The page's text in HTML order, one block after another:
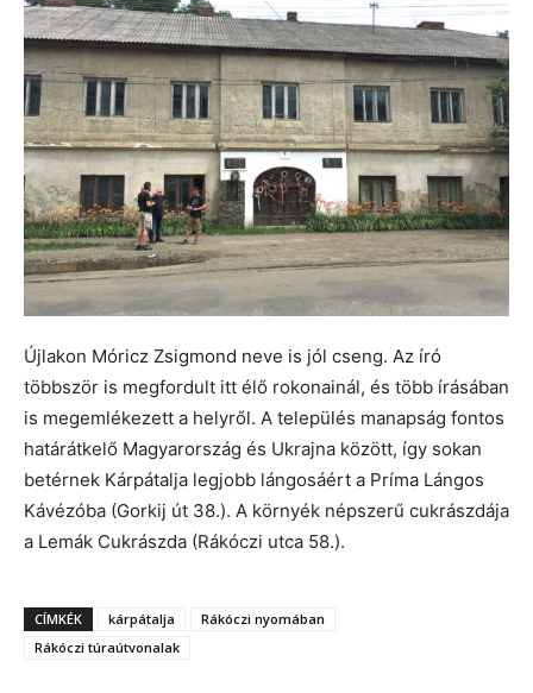
Újlakon Móricz Zsigmond neve is jól cseng. Az író
többször is megfordult itt élő rokonainál, és több írásában
is megemlékezett a helyről. A település manapság fontos
határátkelő Magyarország és Ukrajna között, így sokan
betérnek Kárpátalja legjobb lángosáért a Príma Lángos
Kávézóba (Gorkij út 38.). A környék népszerű cukrászdája
a Lemák Cukrászda (Rákóczi utca 58.).
CÍMKÉK kárpátalja
Rákóczi nyomában
Rákóczi túraútvonalak